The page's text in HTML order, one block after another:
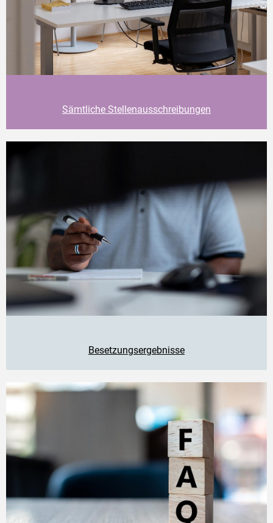
Sämtliche Stellenausschreibungen
Besetzungsergebnisse